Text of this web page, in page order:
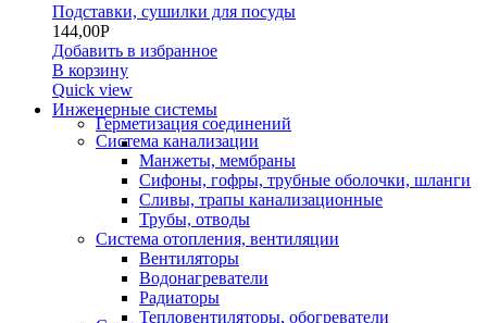
Подставки, сушилки для посуды
144,00Р
Добавить в избранное
В корзину
Quick view
Инженерные системы
Герметизация соединений
Система канализации
Манжеты, мембраны
Сифоны, гофры, трубные оболочки, шланги
Сливы, трапы канализационные
Трубы, отводы
Система отопления, вентиляции
Вентиляторы
Водонагреватели
Радиаторы
Тепловентиляторы, обогреватели